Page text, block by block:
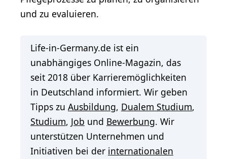
und zu evaluieren.
Life-in-Germany.de ist ein
unabhängiges Online-Magazin, das
seit 2018 über Karrieremöglichkeiten
in Deutschland informiert. Wir geben
Tipps zu Ausbildung, Dualem Studium,
Studium, Job und Bewerbung. Wir
unterstützen Unternehmen und
Initiativen bei der internationalen